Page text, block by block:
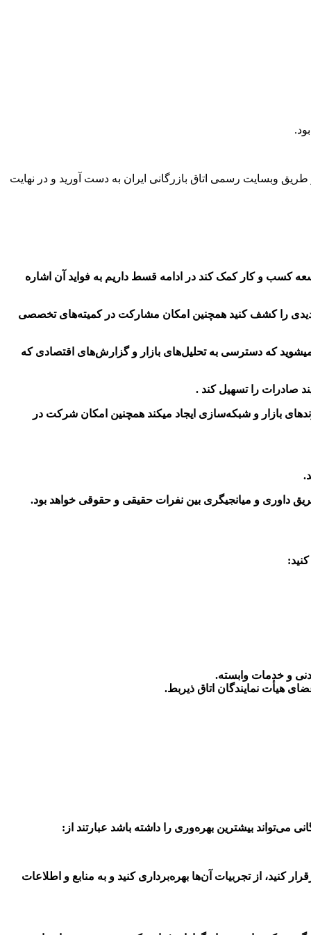
وبسایت رسمی اتاق بازرگانی ایران به دست آورید و در نهایت
کسب و کار کمک کند در ادامه قسط داریم به فواید آن اشاره
را کشف کنید همچنین امکان مشارکت در کمیته‌های تخصصی
که دسترسی به تحلیل‌های بازار و گزارش‌های اقتصادی که
صادرات را تسهیل کند .
بازار و شبکه‌سازی ایجاد میکند همچنین امکان شرکت در
داوری و میانجیگری بین نفرات حقیقی و حقوقی خواهد بود.
و خدمات وابسته.
هیأت نمایندگان اتاق ذیربط.
بیشترین بهره‌وری را داشته باشد عبارتند از:
کنید، از تجربیات آن‌ها بهره‌برداری کنید و به منابع و اطلاعات